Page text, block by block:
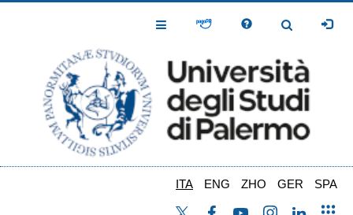
Toggle
Toggle
ITA ENG ZHO GER SPA